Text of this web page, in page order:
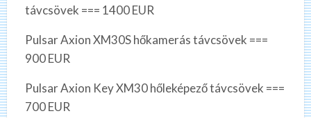
távcsövek === 1400 EUR
Pulsar Axion XM30S hőkamerás távcsövek ===
900 EUR
Pulsar Axion Key XM30 hőleképező távcsövek ===
700 EUR